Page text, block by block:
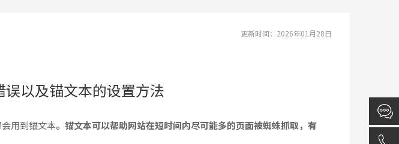
更新时间：2026年01月28日
以及锚文本的设置方法
用到锚文本。锚文本可以帮助网站在短时间内尽可能多的页面被蜘蛛抓取，有